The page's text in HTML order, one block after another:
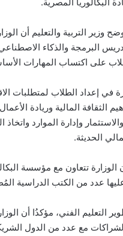
وزير التربية والتعليم أن
تدريس البرمجة والذكاء
على اكتساب المهارات
في إعداد الطلاب لمتطلبات
الثقافة المالية وريادة
والاستثمار وإدارة الموارد
الحديثة.
عدد من الكتب الدراسية
التعليم الفني، مؤكدُا أن
مع عدد من الدول